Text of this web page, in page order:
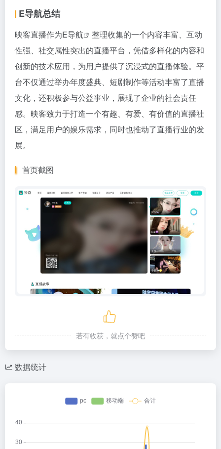
E导航总结
映客直播作为E导航
整理收集的一个内容丰富、互动
性强、社交属性突出的直播平台，凭借多样化的内容和
创新的技术应用，为用户提供了沉浸式的直播体验。平
台不仅通过举办年度盛典、短剧制作等活动丰富了直播
文化，还积极参与公益事业，展现了企业的社会责任
感。映客致力于打造一个有趣、有爱、有价值的直播社
区，满足用户的娱乐需求，同时也推动了直播行业的发
展。
首页截图
若有收获，就点个赞吧
数据统计